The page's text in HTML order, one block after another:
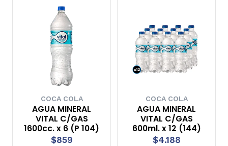
COCA COLA
AGUA MINERAL
VITAL C/GAS
1600cc. x 6 (P 104)
$859
COCA COLA
AGUA MINERAL
VITAL C/GAS
600ml. x 12 (144)
$4.188